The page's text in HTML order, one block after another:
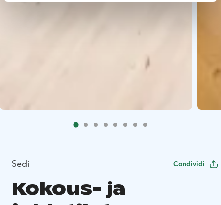
Sedi Condividi
Kokous- ja